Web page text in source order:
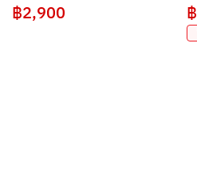
฿2,900 ฿